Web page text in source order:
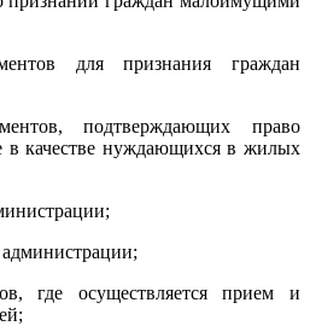
для признания граждан
подтверждающих право
в качестве нуждающихся в жилых
где осуществляется прием и